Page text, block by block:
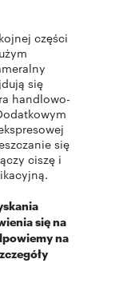
części
się
handlowo-
się
ciszę i
się na
na